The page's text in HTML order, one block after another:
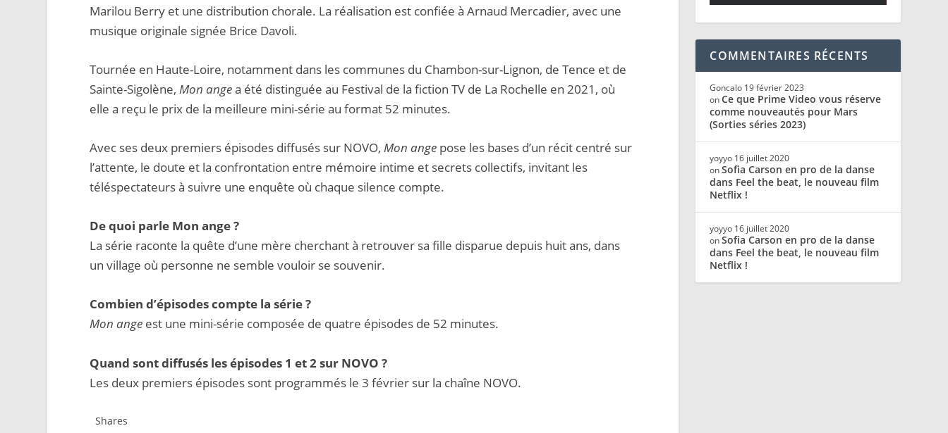
Marilou Berry et une distribution chorale. La réalisation est confiée à Arnaud Mercadier, avec une
musique originale signée Brice Davoli.
Tournée en Haute-Loire, notamment dans les communes du Chambon-sur-Lignon, de Tence et de
Sainte-Sigolène,Mon angea été distinguée au Festival de la fiction TV de La Rochelle en 2021, où
elle a reçu le prix de la meilleure mini-série au format 52 minutes.
Avec ses deux premiers épisodes diffusés sur NOVO,Mon ange pose les bases d’un récit centré sur
l’attente, le doute et la confrontation entre mémoire intime et secrets collectifs, invitant les
téléspectateurs à suivre une enquête où chaque silence compte.
De quoi parle Mon ange ?
La série raconte la quête d’une mère cherchant à retrouver sa fille disparue depuis huit ans, dans
un village où personne ne semble vouloir se souvenir.
Combien d’épisodes compte la série ?
Mon ange est une mini-série composée de quatre épisodes de 52 minutes.
Quand sont diffusés les épisodes 1 et 2 sur NOVO ?
Les deux premiers épisodes sont programmés le 3 février sur la chaîne NOVO.
Shares
COMMENTAIRES RÉCENTS
Goncalo 19 février 2023
onCe que Prime Video vous réserve
comme nouveautés pour Mars
(Sorties séries 2023)
yoyyo 16 juillet 2020
onSofia Carson en pro de la danse
dans Feel the beat, le nouveau film
Netflix !
yoyyo 16 juillet 2020
onSofia Carson en pro de la danse
dans Feel the beat, le nouveau film
Netflix !